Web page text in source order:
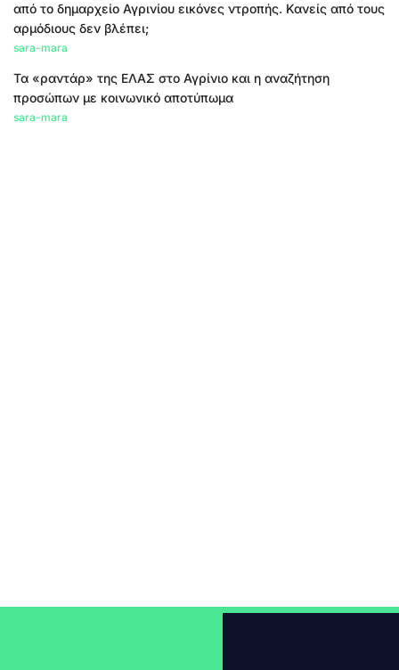
από το δημαρχείο Αγρινίου εικόνες ντροπής. Κανείς από τους
αρμόδιους δεν βλέπει;
sara-mara
Τα «ραντάρ» της ΕΛΑΣ στο Αγρίνιο και η αναζήτηση
προσώπων με κοινωνικό αποτύπωμα
sara-mara